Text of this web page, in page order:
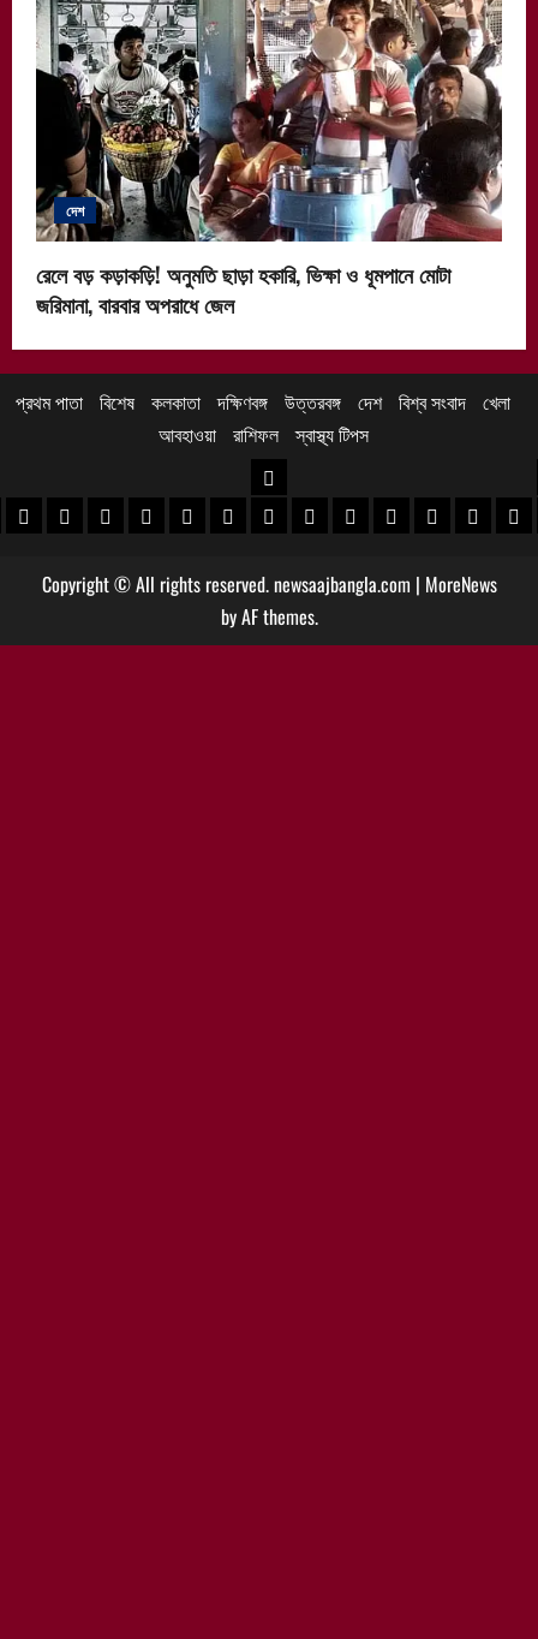
দেশ
রেলে বড় কড়াকড়ি! অনুমতি ছাড়া হকারি, ভিক্ষা ও ধূমপানে মোটা
জরিমানা, বারবার অপরাধে জেল
প্রথম পাতা বিশেষ কলকাতা দক্ষিণবঙ্গ উত্তরবঙ্গ দেশ বিশ্ব সংবাদ খেলা
আবহাওয়া
রাশিফল স্বাস্থ্য টিপস
খবর
খবর
পুরুলিয়া খবর
বাঁকুড়া খবরপশ্চিম বর্ধমান খবর
পূর্ব বর্ধমান খবর
বীরভূম খবরমুর্শিদাবাদ খবর
উত্তরবঙ্গ
কোচবিহার নিউজ
আলিপুরদুয়ার খবর
জলপাইগুড়ি খবর
শিলিগুড়ি খবর
উত্তরদক্ষিণ
Copyright © All rights reserved. newsaajbangla.com | MoreNews
by AF themes.